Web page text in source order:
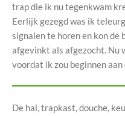
trap die ik nu tegenkwam
Eerlijk gezegd was ik
signalen te horen en kon de
afgevinkt als afgezocht. Nu
voordat ik zou beginnen
De hal, trapkast, douche,